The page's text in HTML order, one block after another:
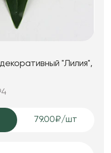
"Лилия",
79.00₽/шт